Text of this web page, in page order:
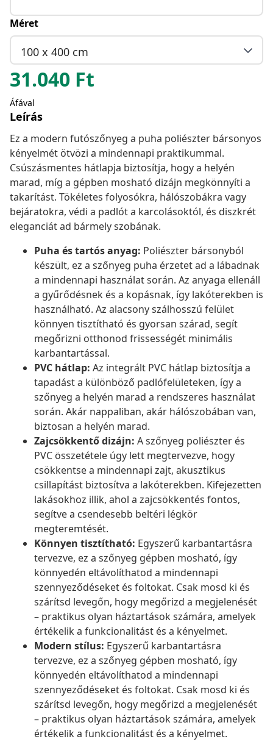
Méret
100 x 400 cm
31.040 Ft
Áfával
Leírás
Ez a modern futószőnyeg a puha poliészter bársonyos
kényelmét ötvözi a mindennapi praktikummal.
Csúszásmentes hátlapja biztosítja, hogy a helyén
marad, míg a gépben mosható dizájn megkönnyíti a
takarítást. Tökéletes folyosókra, hálószobákra vagy
bejáratokra, védi a padlót a karcolásoktól, és diszkrét
eleganciát ad bármely szobának.
Puha és tartós anyag: Poliészter bársonyból
készült, ez a szőnyeg puha érzetet ad a lábadnak
a mindennapi használat során. Az anyaga ellenáll
a gyűrődésnek és a kopásnak, így lakóterekben is
használható. Az alacsony szálhosszú felület
könnyen tisztítható és gyorsan szárad, segít
megőrizni otthonod frissességét minimális
karbantartással.
PVC hátlap: Az integrált PVC hátlap biztosítja a
tapadást a különböző padlófelületeken, így a
szőnyeg a helyén marad a rendszeres használat
során. Akár nappaliban, akár hálószobában van,
biztosan a helyén marad.
Zajcsökkentő dizájn: A szőnyeg poliészter és
PVC összetétele úgy lett megtervezve, hogy
csökkentse a mindennapi zajt, akusztikus
csillapítást biztosítva a lakóterekben. Kifejezetten
lakásokhoz illik, ahol a zajcsökkentés fontos,
segítve a csendesebb beltéri légkör
megteremtését.
Könnyen tisztítható: Egyszerű karbantartásra
tervezve, ez a szőnyeg gépben mosható, így
könnyedén eltávolíthatod a mindennapi
szennyeződéseket és foltokat. Csak mosd ki és
szárítsd levegőn, hogy megőrizd a megjelenését
– praktikus olyan háztartások számára, amelyek
értékelik a funkcionalitást és a kényelmet.
Modern stílus: Egyszerű karbantartásra
tervezve, ez a szőnyeg gépben mosható, így
könnyedén eltávolíthatod a mindennapi
szennyeződéseket és foltokat. Csak mosd ki és
szárítsd levegőn, hogy megőrizd a megjelenését
– praktikus olyan háztartások számára, amelyek
értékelik a funkcionalitást és a kényelmet.